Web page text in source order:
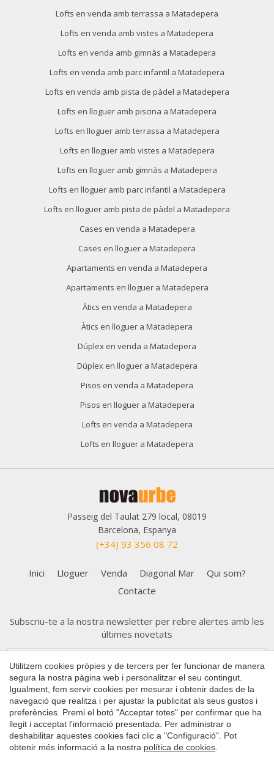
Lofts en venda amb terrassa a Matadepera
Lofts en venda amb vistes a Matadepera
Lofts en venda amb gimnàs a Matadepera
Lofts en venda amb parc infantil a Matadepera
Lofts en venda amb pista de pàdel a Matadepera
Lofts en lloguer amb piscina a Matadepera
Lofts en lloguer amb terrassa a Matadepera
Lofts en lloguer amb vistes a Matadepera
Lofts en lloguer amb gimnàs a Matadepera
Lofts en lloguer amb parc infantil a Matadepera
Lofts en lloguer amb pista de pàdel a Matadepera
Cases en venda a Matadepera
Cases en lloguer a Matadepera
Apartaments en venda a Matadepera
Apartaments en lloguer a Matadepera
Àtics en venda a Matadepera
Àtics en lloguer a Matadepera
Dúplex en venda a Matadepera
Dúplex en lloguer a Matadepera
Pisos en venda a Matadepera
Pisos en lloguer a Matadepera
Lofts en venda a Matadepera
Lofts en lloguer a Matadepera
Passeig del Taulat 279 local, 08019
Barcelona, Espanya
(+34) 93 356 08 72
Inici Lloguer Venda Diagonal Mar
Qui som?
Contacte
Subscriu-te a la nostra newsletter per rebre alertes amb les
últimes novetats
Copyright 2026 © Nova Urbe
Política de Cookies
Utilitzem cookies pròpies y de tercers per fer funcionar de manera
segura la nostra pàgina web i personalitzar el seu contingut.
Igualment, fem servir cookies per mesurar i obtenir dades de la
navegació que realitza i per ajustar la publicitat als seus gustos i
preferències. Premi el botó "Acceptar totes" per confirmar que ha
llegit i acceptat l'informació presentada. Per administrar o
deshabilitar aquestes cookies faci clic a "Configuració". Pot
obtenir més informació a la nostra política de cookies